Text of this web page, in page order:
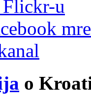
Flickr-u
o